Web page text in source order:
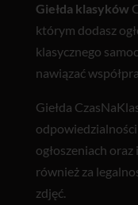
Giełda klasyków
którym dodasz
klasycznego
nawiązać
Giełda
ogłoszeniach
również za
zdjęć.